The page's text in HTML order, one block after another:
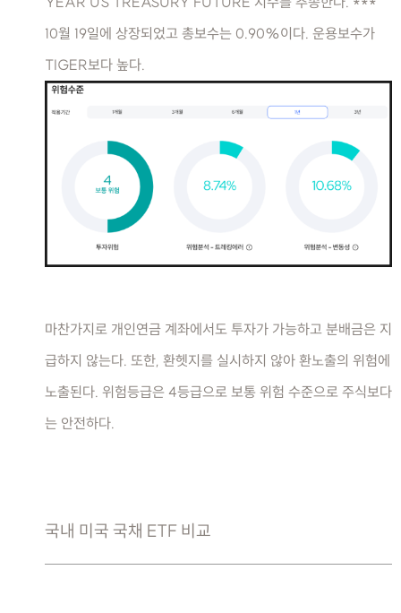
10월 19일에 상장되었고 총보수는 0.90%이다. 운용보수가
TIGER보다 높다.
마찬가지로 개인연금 계좌에서도 투자가 가능하고 분배금은 지
급하지 않는다. 또한, 환헷지를 실시하지 않아 환노출의 위험에
노출된다. 위험등급은 4등급으로 보통 위험 수준으로 주식보다
는 안전하다.
국내 미국 국채 ETF 비교